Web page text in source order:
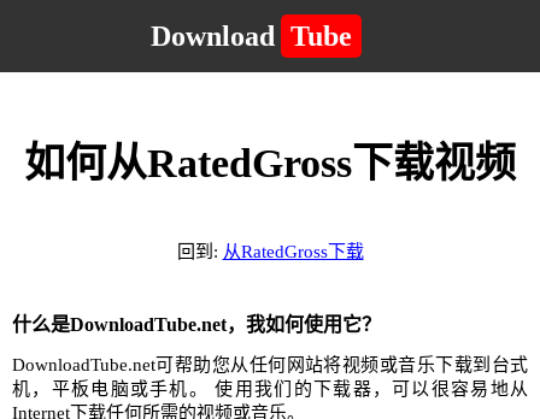
Download Tube
如何从RatedGross下载视频
回到: 从RatedGross下载
什么是DownloadTube.net，我如何使用它？
DownloadTube.net可帮助您从任何网站将视频或音乐下载到台式
机，平板电脑或手机。 使用我们的下载器，可以很容易地从
Internet下载任何所需的视频或音乐。